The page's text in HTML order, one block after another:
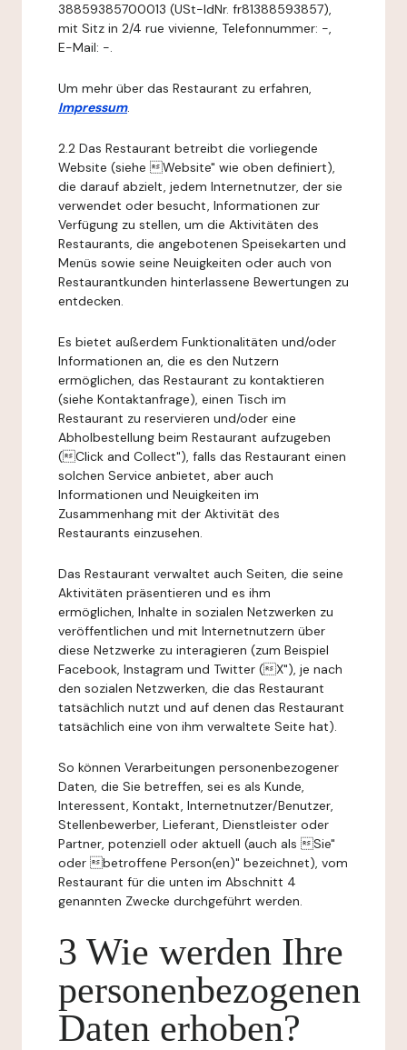
38859385700013 (USt-IdNr. fr81388593857),
mit Sitz in 2/4 rue vivienne, Telefonnummer: -,
E-Mail: -.
Um mehr über das Restaurant zu erfahren,
Impressum.
2.2 Das Restaurant betreibt die vorliegende
Website (siehe Website" wie oben definiert),
die darauf abzielt, jedem Internetnutzer, der sie
verwendet oder besucht, Informationen zur
Verfügung zu stellen, um die Aktivitäten des
Restaurants, die angebotenen Speisekarten und
Menüs sowie seine Neuigkeiten oder auch von
Restaurantkunden hinterlassene Bewertungen zu
entdecken.
Es bietet außerdem Funktionalitäten und/oder
Informationen an, die es den Nutzern
ermöglichen, das Restaurant zu kontaktieren
(siehe Kontaktanfrage), einen Tisch im
Restaurant zu reservieren und/oder eine
Abholbestellung beim Restaurant aufzugeben
(Click and Collect"), falls das Restaurant einen
solchen Service anbietet, aber auch
Informationen und Neuigkeiten im
Zusammenhang mit der Aktivität des
Restaurants einzusehen.
Das Restaurant verwaltet auch Seiten, die seine
Aktivitäten präsentieren und es ihm
ermöglichen, Inhalte in sozialen Netzwerken zu
veröffentlichen und mit Internetnutzern über
diese Netzwerke zu interagieren (zum Beispiel
Facebook, Instagram und Twitter (X"), je nach
den sozialen Netzwerken, die das Restaurant
tatsächlich nutzt und auf denen das Restaurant
tatsächlich eine von ihm verwaltete Seite hat).
So können Verarbeitungen personenbezogener
Daten, die Sie betreffen, sei es als Kunde,
Interessent, Kontakt, Internetnutzer/Benutzer,
Stellenbewerber, Lieferant, Dienstleister oder
Partner, potenziell oder aktuell (auch als Sie"
oder betroffene Person(en)" bezeichnet), vom
Restaurant für die unten im Abschnitt 4
genannten Zwecke durchgeführt werden.
3 Wie werden Ihre
personenbezogenen
Daten erhoben?